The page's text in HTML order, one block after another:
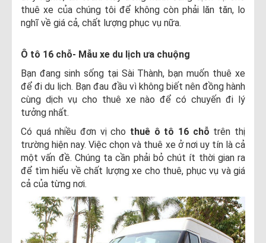
thuê xe của chúng tôi để không còn phải lăn tăn, lo
nghĩ về giá cả, chất lượng phục vụ nữa.
Ô tô 16 chỗ- Mẫu xe du lịch ưa chuộng
Bạn đang sinh sống tại Sài Thành, bạn muốn thuê xe
để đi du lịch. Bạn đau đầu vì không biết nên đồng hành
cùng dịch vụ cho thuê xe nào để có chuyến đi lý
tưởng nhất.
Có quá nhiều đơn vị cho thuê ô tô 16 chỗ trên thị
trường hiện nay. Việc chọn và thuê xe ở nơi uy tín là cả
một vấn đề. Chúng ta cần phải bỏ chút ít thời gian ra
để tìm hiểu về chất lượng xe cho thuê, phục vụ và giá
cả của từng nơi.